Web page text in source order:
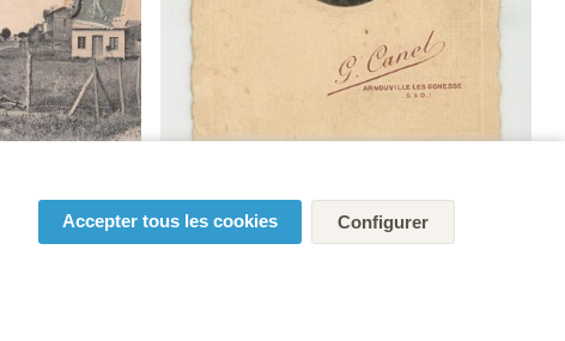
Accepter tous les cookies Configurer